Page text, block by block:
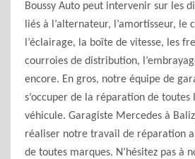
Boussy Auto peut intervenir sur les
liés à l’alternateur, l’amortisseur, le
l’éclairage, la boîte de vitesse, les
courroies de distribution,
encore. En gros, notre équipe de
s’occuper de la réparation de
véhicule. Garagiste Mercedes à
réaliser notre travail de réparation
de toutes marques. N’hésitez pas à